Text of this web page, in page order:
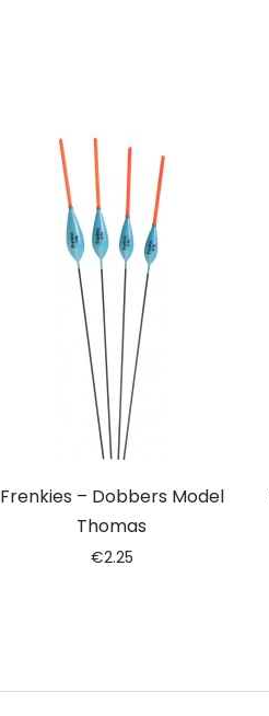
Frenkies – Dobbers Model
Thomas
€2.25